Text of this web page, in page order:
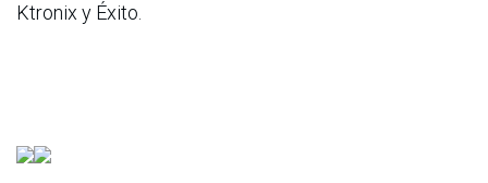
Ktronix y Éxito.